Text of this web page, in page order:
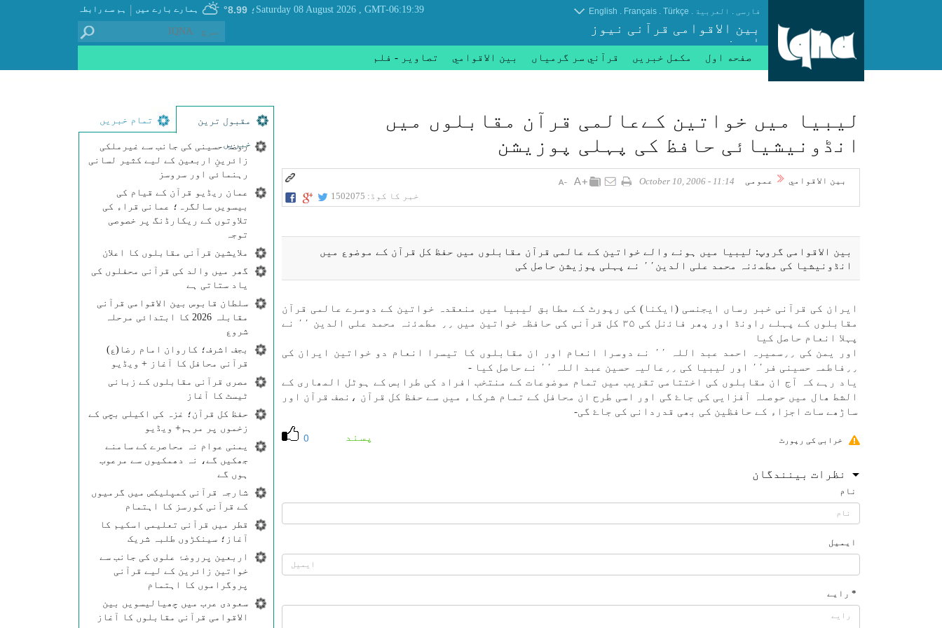
ہم سے رابطہ | ہمارے بارے میں ؛ 8.99° GMT-06:19:39
, Saturday 08 August 2026 فارسی . العربیة .
Türkçe
.
Français
.
English
بین الاقوامی قرآنی نیوز
ایجنسی
صفحه اول مکمل خبریں قرآني سر گرمياں بين الاقوامي تصاوير - فلم
مقبول ترین
خبریں
تمام خبریں
روضۂ حسینی کی جانب سے غیرملکی
زائرینِ اربعین کے لیے کثیر لسانی
رہنمائی اور سروسز
عمان ریڈیو قرآن کے قیام کی
بیسویں سالگرہ؛ عمانی قراء کی
تلاوتوں کے ریکارڈنگ پر خصوصی
توجہ
ملایشین قرآنی مقابلوں کا اعلان
گھر میں والد کی قرآنی محفلوں کی
یاد ستاتی ہے
سلطان قابوس بین الاقوامی قرآنی
مقابلہ 2026 کا ابتدائی مرحلہ
شروع
بجف اشرف؛ کاروان امام رضا(ع)
قرآنی محافل کا آغاز + ویڈیو
مصری قرآنی مقابلوں کے زبانی
ٹیسٹ کا آغاز
حفظ کل قرآن؛ غزہ کی اکیلی بچی کے
زخموں پر مرہم+ ویڈیو
یمنی عوام نہ محاصرے کے سامنے
جھکیں گے، نہ دھمکیوں سے مرعوب
ہوں گے
شارجہ قرآنی کمپلیکس میں گرمیوں
کے قرآنی کورسز کا اہتمام
قطر میں قرآنی تعلیمی اسکیم کا
آغاز؛ سینکڑوں طلبہ شریک
اربعین پرروضۂ علوی کی جانب سے
خواتین زائرین کے لیے قرآنی
پروگراموں کا اہتمام
سعودی عرب میں چھیالیسویں بین
الاقوامی قرآنی مقابلوں کا آغاز
ليبيا میں خواتين كےعالمی قرآن مقابلوں میں
انڈونيشيائی حافظ كی پہلی پوزيشن
بين الاقوامي عمومی
11:14 - October 10, 2006
خبر کا کوڈ: 1502075
بين الاقوامی گروپ: ليبيا میں ہونے والے خواتين كے عالمی قرآن مقابلوں میں حفظ كل قرآن كے موضوع میں
انڈونيشيا كی مطﻤﺋنہ محمد علی الدين٬٬ نے پہلی پوزيشن حاصل كی
ايران كی قرآنی خبر رساں ايجنسی (ايكنا) كی رپورٹ كے مطابق ليبيا میں منعقدہ خواتين كے دوسرے عالمی قرآن
مقابلوں كے پہلے راونڈ اور پھر فاﺋنل كی ۳۵ كل قرآنی كی حافظہ خواتين میں ٫٫ مطﻤﺋنہ محمد علی الدين ٬٬ نے
پہلا انعام حاصل كيا
اور يمن كی ٫٫سميرہ احمد عبد اللہ ٬٬ نے دوسرا انعام اور ان مقابلوں كا تيسرا انعام دو خواتين ايران كی
٫٫فاطمہ حسينی فر٬٬ اور ليبيا كی ٫٫عالیہ حسين عبد اللہ ٬٬ نے حاصل كيا -
ياد رہے كہ آج ان مقابلوں كی اختتامی تقريب میں تمام موضوعات كے منتخب افراد كی طرابس كے ہوٹل المھاری كے
الشط ھال میں حوصلہ آفزايی كی جاۓ گی اور اسی طرح ان محافل كے تمام شركاء میں سے حفظ كل قرآن ،نصف قرآن اور
ساڑھے سات اجزاء كے حافظين كی بھی قدردانی كی جاۓ گی-
0 پسند خرابی کی رپورٹ
نظرات بینندگان
نام
ایمیل
* رایے